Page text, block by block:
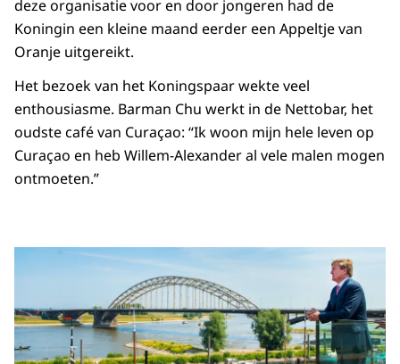
deze organisatie voor en door jongeren had de
Koningin een kleine maand eerder een Appeltje van
Oranje uitgereikt.
Het bezoek van het Koningspaar wekte veel
enthousiasme. Barman Chu werkt in de Nettobar, het
oudste café van Curaçao: “Ik woon mijn hele leven op
Curaçao en heb Willem-Alexander al vele malen mogen
ontmoeten.”